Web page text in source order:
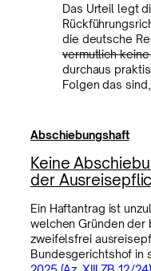
Das Urteil legt
die deutsche
vermutlich
durchaus
Folgen das
Abschiebungshaft
Keine
der
Ein Haftantrag ist
welchen Gründen
zweifelsfrei
Bundesgerichtshof in